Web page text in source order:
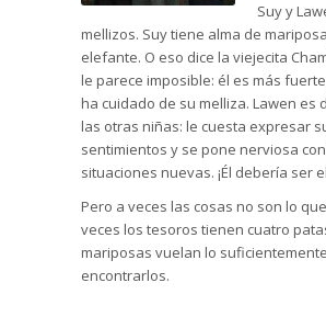
Suy y
mellizos. Suy tiene alma de
elefante. O eso dice la viejecita
le parece imposible: él es más
ha cuidado de su melliza. Lawen es
las otras niñas: le cuesta expresar
sentimientos y se pone nerviosa
situaciones nuevas. ¡Él debería ser
Pero a veces las cosas no son lo
veces los tesoros tienen cuatro
mariposas vuelan lo
encontrarlos.